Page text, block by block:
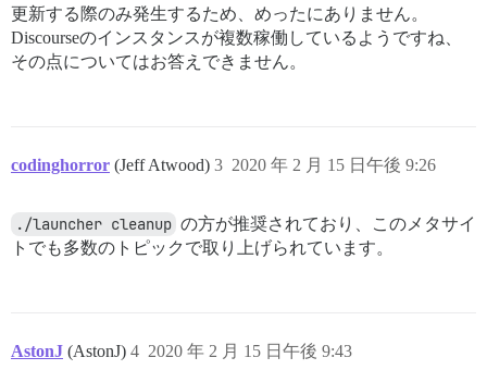
更新する際のみ発生するため、めったにありません。
Discourseのインスタンスが複数稼働しているようですね、
その点についてはお答えできません。
codinghorror (Jeff Atwood) 2020 年 2 月 15 日午後 9:26
3
./launcher cleanup の方が推奨されており、このメタサイ
トでも多数のトピックで取り上げられています。
AstonJ (AstonJ) 2020 年 2 月 15 日午後 9:43
4